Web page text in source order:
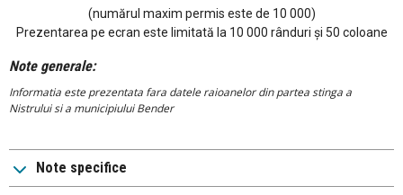
(numărul maxim permis este de 10 000)
Prezentarea pe ecran este limitată la 10 000 rânduri și 50 coloane
Note generale:
Informatia este prezentata fara datele raioanelor din partea stinga a
Nistrului si a municipiului Bender
Note specifice